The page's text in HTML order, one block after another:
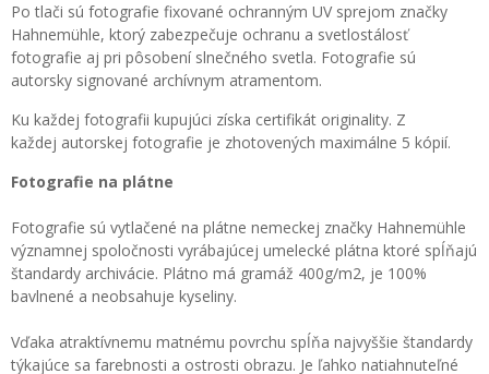
Po tlači sú fotografie fixované ochranným UV sprejom značky
Hahnemühle, ktorý zabezpečuje ochranu a svetlostálosť
fotografie aj pri pôsobení slnečného svetla. Fotografie sú
autorsky signované archívnym atramentom.
Ku každej fotografii kupujúci získa certifikát originality. Z
každej autorskej fotografie je zhotovených maximálne 5 kópií.
Fotografie na plátne
Fotografie sú vytlačené na plátne nemeckej značky Hahnemühle
významnej spoločnosti vyrábajúcej umelecké plátna ktoré spĺňajú
štandardy archivácie. Plátno má gramáž 400g/m2, je 100%
bavlnené a neobsahuje kyseliny.
Vďaka atraktívnemu matnému povrchu spĺňa najvyššie štandardy
týkajúce sa farebnosti a ostrosti obrazu. Je ľahko natiahnuteľné